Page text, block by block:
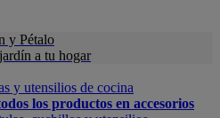
y Pétalo
a tu hogar
y utensilios de cocina
los productos en accesorios